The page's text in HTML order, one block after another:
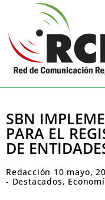
SBN
PARA EL
DE
Redacción 10 mayo,
- Destacados,